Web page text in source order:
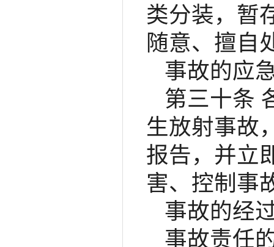
类分装，暂
随意、擅自
事故的应
第三十条
生放射事故
报告，并立
害、控制事
事故的经
事故责任